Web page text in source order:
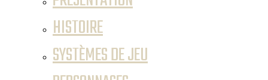
HISTOIRE
SYSTÈMES DE JEU